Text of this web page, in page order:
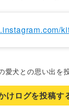
愛犬との思い出を
けログを投稿す